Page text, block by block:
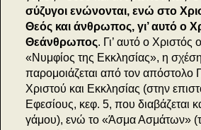
σύζυγοι ενώνονται, ενώ στο
Θεός και άνθρωπος, γι’ αυτό ο
Θεάνθρωπος. Γι’ αυτό ο Χριστός
«Νυμφίος της Εκκλησίας», η
παρομοιάζεται από τον απόστολο
Χριστού και Εκκλησίας (στην
Εφεσίους, κεφ. 5, που διαβάζεται
γάμου), ενώ το «Άσμα Ασμάτων»